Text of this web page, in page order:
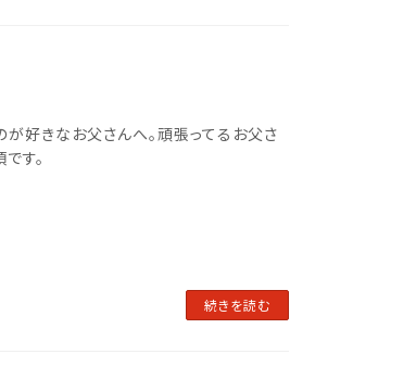
が好きなお父さんへ。頑張ってるお父さ
す。
続きを読む